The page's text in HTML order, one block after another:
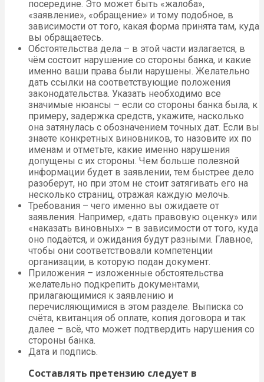
посередине. Это может быть «жалоба»,
«заявление», «обращение» и тому подобное, в
зависимости от того, какая форма принята там, куда
вы обращаетесь.
Обстоятельства дела – в этой части излагается, в
чём состоит нарушение со стороны банка, и какие
именно ваши права были нарушены. Желательно
дать ссылки на соответствующие положения
законодательства. Указать необходимо все
значимые нюансы – если со стороны банка была, к
примеру, задержка средств, укажите, насколько
она затянулась с обозначением точных дат. Если вы
знаете конкретных виновников, то назовите их по
именам и отметьте, какие именно нарушения
допущены с их стороны. Чем больше полезной
информации будет в заявлении, тем быстрее дело
разоберут, но при этом не стоит затягивать его на
несколько страниц, отражая каждую мелочь.
Требования – чего именно вы ожидаете от
заявления. Например, «дать правовую оценку» или
«наказать виновных» – в зависимости от того, куда
оно подаётся, и ожидания будут разными. Главное,
чтобы они соответствовали компетенции
организации, в которую подан документ.
Приложения – изложенные обстоятельства
желательно подкрепить документами,
прилагающимися к заявлению и
перечисляющимися в этом разделе. Выписка со
счёта, квитанция об оплате, копия договора и так
далее – всё, что может подтвердить нарушения со
стороны банка.
Дата и подпись.
Составлять претензию следует в